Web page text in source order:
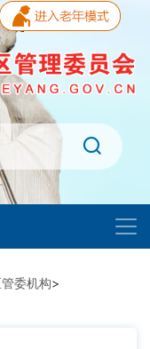
委机构>